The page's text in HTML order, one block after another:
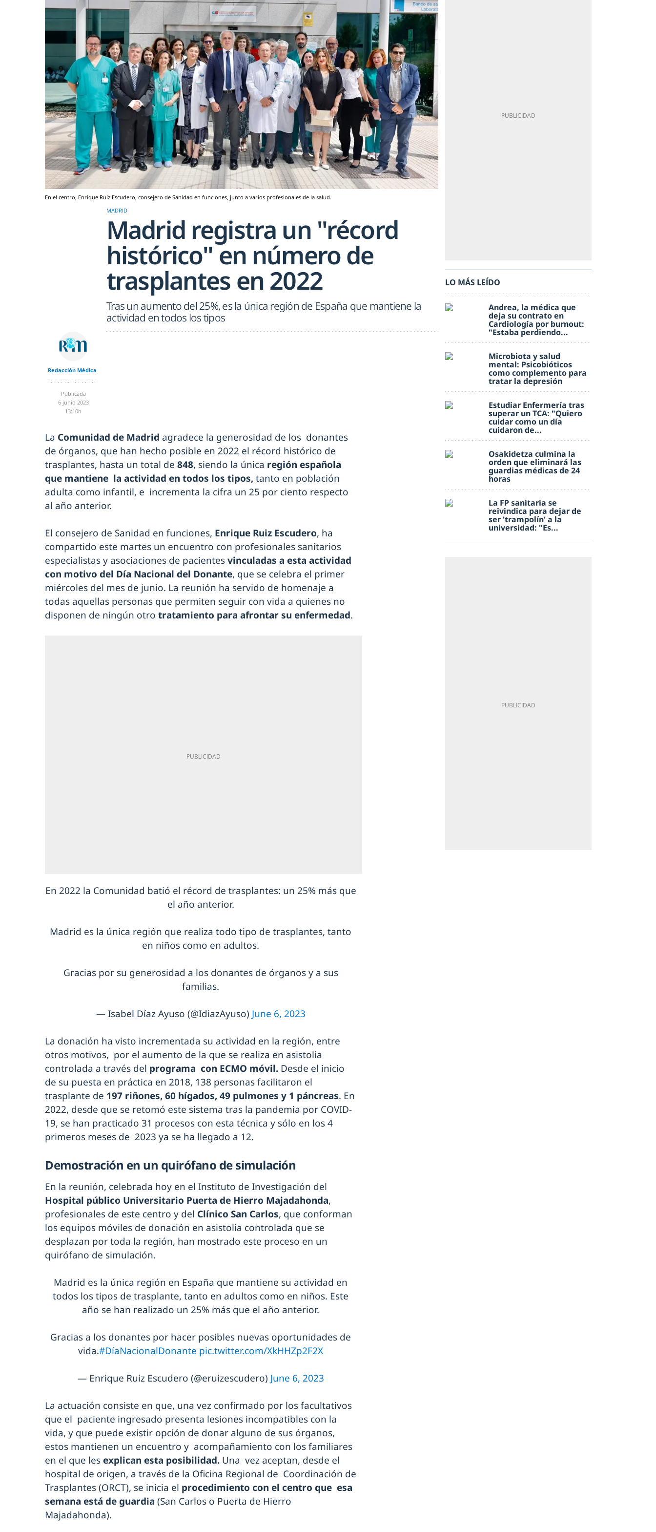
En el centro, Enrique Ruíz Escudero, consejero de Sanidad en funciones, junto a varios profesionales de la salud.
MADRID
Madrid registra un "récord
histórico" en número de
trasplantes en 2022
Tras un aumento del 25%, es la única región de España que mantiene la
actividad en todos los tipos
Redacción Médica
Publicada
6 junio 2023
13:10h
La Comunidad de Madrid agradece la generosidad de los donantes
de órganos, que han hecho posible en 2022 el récord histórico de
trasplantes, hasta un total de 848, siendo la única región española
que mantiene la actividad en todos los tipos, tanto en población
adulta como infantil, e incrementa la cifra un 25 por ciento respecto
al año anterior.
El consejero de Sanidad en funciones, Enrique Ruiz Escudero, ha
compartido este martes un encuentro con profesionales sanitarios
especialistas y asociaciones de pacientesvinculadas a esta actividad
con motivo del Día Nacional del Donante, que se celebra el primer
miércoles del mes de junio. La reunión ha servido de homenaje a
todas aquellas personas que permiten seguir con vida a quienes no
disponen de ningún otro tratamiento para afrontar su enfermedad.
En 2022 la Comunidad batió el récord de trasplantes: un 25% más que
el año anterior.
Madrid es la única región que realiza todo tipo de trasplantes, tanto
en niños como en adultos.
Gracias por su generosidad a los donantes de órganos y a sus
familias.
— Isabel Díaz Ayuso (@IdiazAyuso) June 6, 2023
La donación ha visto incrementada su actividad en la región, entre
otros motivos, por el aumento de la que se realiza en asistolia
controlada a través del programa con ECMO móvil. Desde el inicio
de su puesta en práctica en 2018, 138 personas facilitaron el
trasplante de 197 riñones, 60 hígados, 49 pulmones y 1 páncreas. En
2022, desde que se retomó este sistema tras la pandemia por COVID-
19, se han practicado 31 procesos con esta técnica y sólo en los 4
primeros meses de 2023 ya se ha llegado a 12.
Demostración en un quirófano de simulación
En la reunión, celebrada hoy en el Instituto de Investigación del
Hospital público Universitario Puerta de Hierro Majadahonda,
profesionales de este centro y del Clínico San Carlos, que conforman
los equipos móviles de donación en asistolia controlada que se
desplazan por toda la región, han mostrado este proceso en un
quirófano de simulación.
Madrid es la única región en España que mantiene su actividad en
todos los tipos de trasplante, tanto en adultos como en niños. Este
año se han realizado un 25% más que el año anterior.
Gracias a los donantes por hacer posibles nuevas oportunidades de
vida.#DíaNacionalDonante pic.twitter.com/XkHHZp2F2X
— Enrique Ruiz Escudero (@eruizescudero) June 6, 2023
La actuación consiste en que, una vez confirmado por los facultativos
que el paciente ingresado presenta lesiones incompatibles con la
vida, y que puede existir opción de donar alguno de sus órganos,
estos mantienen un encuentro y acompañamiento con los familiares
en el que les explican esta posibilidad. Una vez aceptan, desde el
hospital de origen, a través de la Oficina Regional de Coordinación de
Trasplantes (ORCT), se inicia el procedimiento con el centro que esa
semana está de guardia (San Carlos o Puerta de Hierro
Majadahonda).
LO MÁS LEÍDO
Andrea, la médica que
deja su contrato en
Cardiología por burnout:
"Estaba perdiendo...
Microbiota y salud
mental: Psicobióticos
como complemento para
tratar la depresión
Estudiar Enfermería tras
superar un TCA: "Quiero
cuidar como un día
cuidaron de...
Osakidetza culmina la
orden que eliminará las
guardias médicas de 24
horas
La FP sanitaria se
reivindica para dejar de
ser 'trampolín' a la
universidad: "Es...